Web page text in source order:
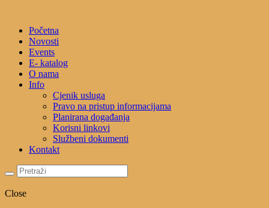
Početna
Novosti
Events
E- katalog
O nama
Info
Cjenik usluga
Pravo na pristup informacijama
Planirana događanja
Korisni linkovi
Službeni dokumenti
Kontakt
Close